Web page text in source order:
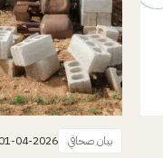
بيان صحافي 04-2026